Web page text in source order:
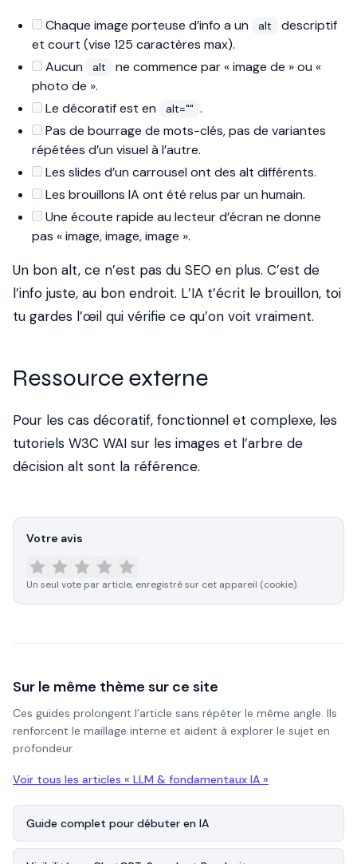
Chaque image porteuse d’info a un alt
descriptif
et court (vise 125 caractères max).
Aucun
alt
ne commence par « image de » ou «
photo de ».
Le décoratif est en
alt="" .
Pas de bourrage de mots-clés, pas de variantes
répétées d’un visuel à l’autre.
Les slides d’un carrousel ont des alt différents.
Les brouillons IA ont été relus par un humain.
Une écoute rapide au lecteur d’écran ne donne
pas « image, image, image ».
Un bon alt, ce n’est pas du SEO en plus. C’est de
l’info juste, au bon endroit. L’IA t’écrit le brouillon, toi
tu gardes l’œil qui vérifie ce qu’on voit vraiment.
Ressource externe
Pour les cas décoratif, fonctionnel et complexe, les
tutoriels W3C WAI sur les images et l’arbre de
décision alt sont la référence.
Votre avis
Un seul vote par article, enregistré sur cet appareil (cookie).
Sur le même thème sur ce site
Ces guides prolongent l’article sans répéter le même angle. Ils
renforcent le maillage interne et aident à explorer le sujet en
profondeur.
Voir tous les articles « LLM & fondamentaux IA »
Guide complet pour débuter en IA